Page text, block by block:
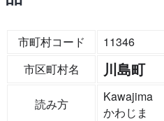
市町村コード
11346
市区町村名
川島町
読み方
Kawajima
かわじま